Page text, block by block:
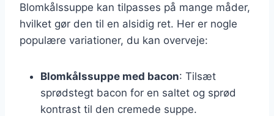
Blomkålssuppe kan tilpasses på mange måder,
hvilket gør den til en alsidig ret. Her er nogle
populære variationer, du kan overveje:
Blomkålssuppe med bacon: Tilsæt
sprødstegt bacon for en saltet og sprød
kontrast til den cremede suppe.